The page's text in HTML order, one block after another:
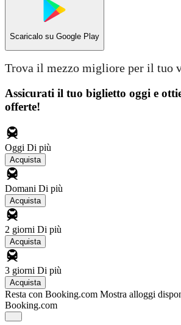
Scaricalo su Google Play
Trova il mezzo migliore per il tuo
Assicurati il ​​tuo biglietto oggi e
offerte!
Oggi Di più
Acquista
Domani Di più
Acquista
2 giorni Di più
Acquista
3 giorni Di più
Acquista
Resta con Booking.com Mostra alloggi
Booking.com